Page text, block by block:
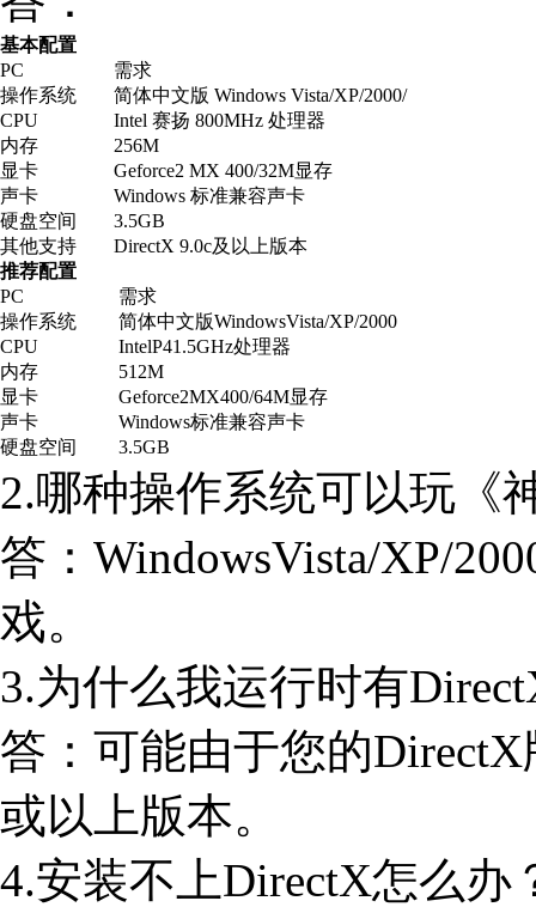
基本配置
PC
需求
操作系统
简体中文版 Windows Vista/XP/2000/
CPU
Intel 赛扬 800MHz 处理器
内存
256M
显卡
Geforce2 MX 400/32M显存
声卡
Windows 标准兼容声卡
硬盘空间
3.5GB
其他支持
DirectX 9.0c及以上版本
推荐配置
PC
需求
操作系统
简体中文版WindowsVista/XP/2000
CPU
IntelP41.5GHz处理器
内存
512M
显卡
Geforce2MX400/64M显存
声卡
Windows标准兼容声卡
硬盘空间
3.5GB
2.哪种操作系统可以玩《
答：WindowsVista/XP/
戏。
3.为什么我运行时有
答：可能由于您的
或以上版本。
4.安装不上DirectX怎么办